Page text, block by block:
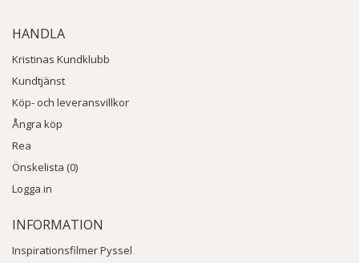
HANDLA
Kristinas Kundklubb
Kundtjänst
Köp- och leveransvillkor
Ångra köp
Rea
Önskelista (0)
Logga in
INFORMATION
Inspirationsfilmer Pyssel